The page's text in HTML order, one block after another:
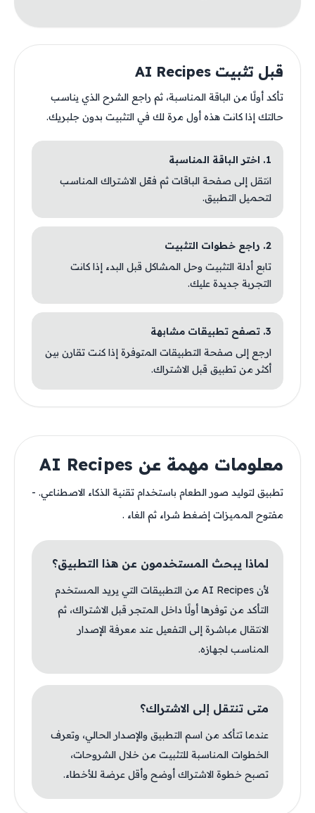
قبل تثبيت AI Recipes
تأكد أولًا من الباقة المناسبة، ثم راجع الشرح الذي يناسب
حالتك إذا كانت هذه أول مرة لك في التثبيت بدون جلبريك.
1. اختر الباقة المناسبة
انتقل إلى صفحة الباقات ثم فعّل الاشتراك المناسب
لتحميل التطبيق.
2. راجع خطوات التثبيت
تابع أدلة التثبيت وحل المشاكل قبل البدء إذا كانت
التجربة جديدة عليك.
3. تصفح تطبيقات مشابهة
ارجع إلى صفحة التطبيقات المتوفرة إذا كنت تقارن بين
أكثر من تطبيق قبل الاشتراك.
معلومات مهمة عن AI Recipes
تطبيق لتوليد صور الطعام باستخدام تقنية الذكاء الاصطناعي. -
مفتوح المميزات إضغط شراء ثم الغاء .
لماذا يبحث المستخدمون عن هذا التطبيق؟
لأن AI Recipes من التطبيقات التي يريد المستخدم
التأكد من توفرها أولًا داخل المتجر قبل الاشتراك، ثم
الانتقال مباشرة إلى التفعيل عند معرفة الإصدار
المناسب لجهازه.
متى تنتقل إلى الاشتراك؟
عندما تتأكد من اسم التطبيق والإصدار الحالي، وتعرف
الخطوات المناسبة للتثبيت من خلال الشروحات،
تصبح خطوة الاشتراك أوضح وأقل عرضة للأخطاء.